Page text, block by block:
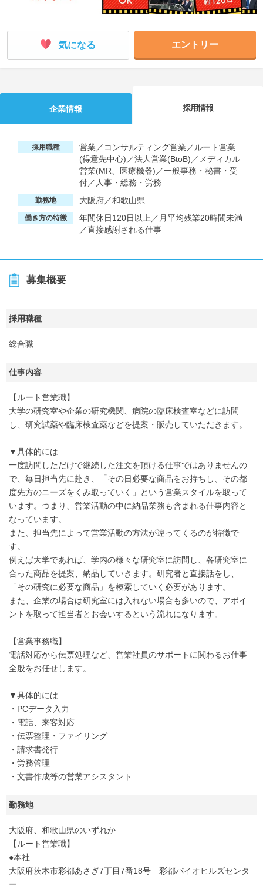
気になる エントリー
企業情報 採用情報
採用職種
営業／コンサルティング営業／ルート営業
(得意先中心)／法人営業(BtoB)／メディカル
営業(MR、医療機器)／一般事務・秘書・受
付／人事・総務・労務
勤務地 大阪府／和歌山県
働き方の特徴
年間休日120日以上／月平均残業20時間未満
／直接感謝される仕事
募集概要
採用職種
総合職
仕事内容
【ルート営業職】
大学の研究室や企業の研究機関、病院の臨床検査室などに訪問
し、研究試薬や臨床検査薬などを提案・販売していただきます。
▼具体的には…
一度訪問しただけで継続した注文を頂ける仕事ではありませんの
で、毎日担当先に赴き、「その日必要な商品をお持ちし、その都
度先方のニーズをくみ取っていく」という営業スタイルを取って
います。つまり、営業活動の中に納品業務も含まれる仕事内容と
なっています。
また、担当先によって営業活動の方法が違ってくるのが特徴で
す。
例えば大学であれば、学内の様々な研究室に訪問し、各研究室に
合った商品を提案、納品していきます。研究者と直接話をし、
「その研究に必要な商品」を模索していく必要があります。
また、企業の場合は研究室には入れない場合も多いので、アポイ
ントを取って担当者とお会いするという流れになります。
【営業事務職】
電話対応から伝票処理など、営業社員のサポートに関わるお仕事
全般をお任せします。
▼具体的には…
・PCデータ入力
・電話、来客対応
・伝票整理・ファイリング
・請求書発行
・労務管理
・文書作成等の営業アシスタント
勤務地
大阪府、和歌山県のいずれか
【ルート営業職】
●本社
大阪府茨木市彩都あさぎ7丁目7番18号 彩都バイオヒルズセンタ
ー